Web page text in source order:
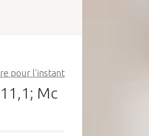
pour l'instant
Mc